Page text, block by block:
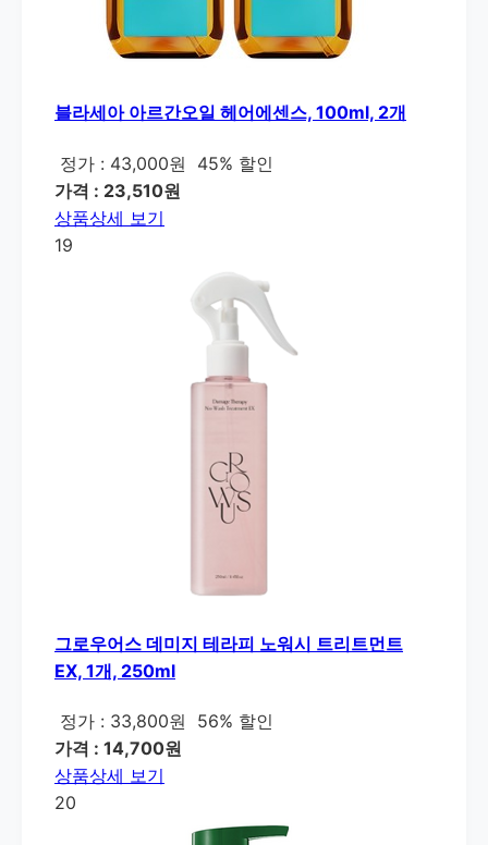
블라세아 아르간오일 헤어에센스, 100ml, 2개
정가 : 43,000원
45% 할인
가격 : 23,510원
상품상세 보기
19
그로우어스 데미지 테라피 노워시 트리트먼트
EX, 1개, 250ml
정가 : 33,800원
56% 할인
가격 : 14,700원
상품상세 보기
20